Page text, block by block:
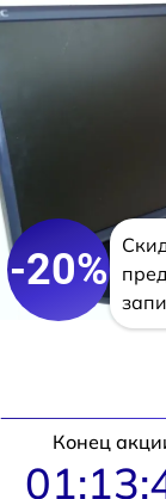
-20%
Конец